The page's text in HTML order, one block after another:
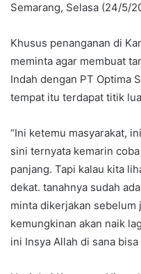
Semarang, Selasa (24/5/
Khusus penanganan di
meminta agar membuat
Indah dengan PT Optima
tempat itu terdapat titik
“Ini ketemu masyarakat,
sini ternyata kemarin
panjang. Tapi kalau kita
dekat. tanahnya sudah
minta dikerjakan sebelum
kemungkinan akan naik
ini Insya Allah di sana